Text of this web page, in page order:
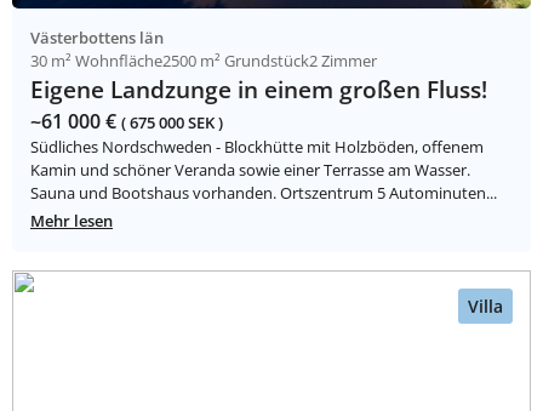
Västerbottens län
30 m² Wohnfläche2500 m² Grundstück2 Zimmer
Eigene Landzunge in einem großen Fluss!
~61 000 € ( 675 000 SEK )
Südliches Nordschweden - Blockhütte mit Holzböden, offenem
Kamin und schöner Veranda sowie einer Terrasse am Wasser.
Sauna und Bootshaus vorhanden. Ortszentrum 5 Autominuten...
Mehr lesen
Villa